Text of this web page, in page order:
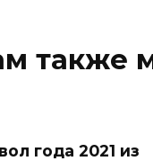
также
года 2021 из